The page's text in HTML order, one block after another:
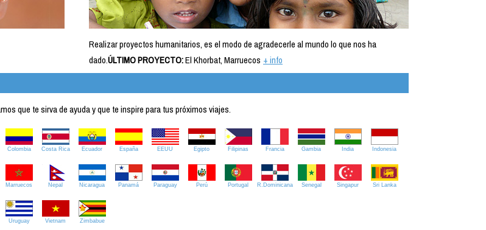
Realizar proyectos humanitarios, es el modo de agradecerle al mundo lo que nos ha
dado.ÚLTIMO PROYECTO:El Khorbat, Marruecos + info
que te sirva de ayuda y que te inspire para tus próximos viajes.
Colombia Costa Rica Ecuador España EEUU Egipto Filipinas Francia Gambia India Indonesia
Marruecos Nepal Nicaragua Panamá Paraguay Perú Portugal R.Dominicana Senegal Singapur Sri Lanka
Uruguay Vietnam Zimbabue